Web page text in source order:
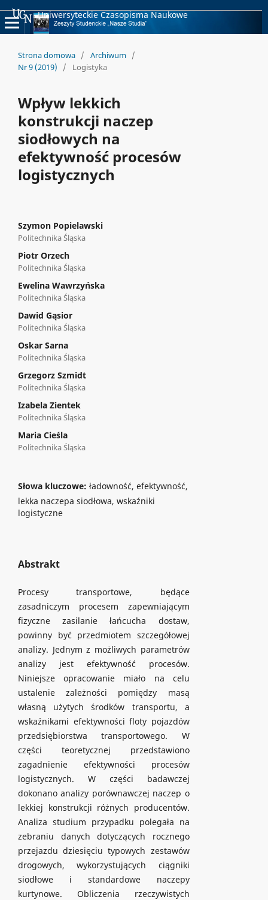
Uniwersyteckie Czasopisma Naukowe
Strona domowa / Archiwum /
Nr 9 (2019)
/ Logistyka
Wpływ lekkich
konstrukcji naczep
siodłowych na
efektywność procesów
logistycznych
Szymon Popielawski
Politechnika Śląska
Piotr Orzech
Politechnika Śląska
Ewelina Wawrzyńska
Politechnika Śląska
Dawid Gąsior
Politechnika Śląska
Oskar Sarna
Politechnika Śląska
Grzegorz Szmidt
Politechnika Śląska
Izabela Zientek
Politechnika Śląska
Maria Cieśla
Politechnika Śląska
Słowa kluczowe: ładowność, efektywność,
lekka naczepa siodłowa, wskaźniki
logistyczne
Abstrakt
Procesy transportowe, będące
zasadniczym procesem zapewniającym
fizyczne zasilanie łańcucha dostaw,
powinny być przedmiotem szczegółowej
analizy. Jednym z możliwych parametrów
analizy jest efektywność procesów.
Niniejsze opracowanie miało na celu
ustalenie zależności pomiędzy masą
własną użytych środków transportu, a
wskaźnikami efektywności floty pojazdów
przedsiębiorstwa transportowego. W
części teoretycznej przedstawiono
zagadnienie efektywności procesów
logistycznych. W części badawczej
dokonano analizy porównawczej naczep o
lekkiej konstrukcji różnych producentów.
Analiza studium przypadku polegała na
zebraniu danych dotyczących rocznego
przejazdu dziesięciu typowych zestawów
drogowych, wykorzystujących ciągniki
siodłowe i standardowe naczepy
kurtynowe. Obliczenia rzeczywistych